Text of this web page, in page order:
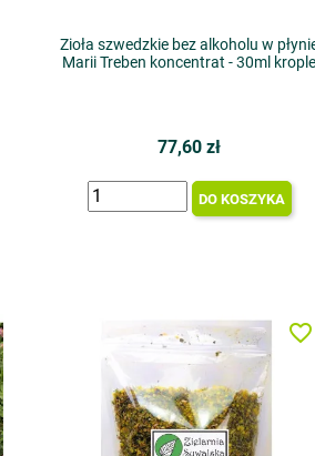
Zioła szwedzkie bez alkoholu w
Marii Treben koncentrat - 30ml krople
77,60 zł
DO KOSZYKA
favorite_border